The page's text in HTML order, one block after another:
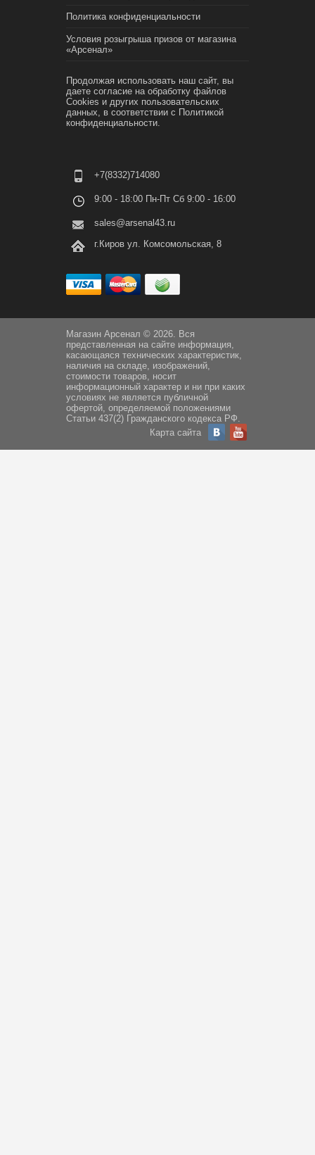
Политика конфиденциальности
Условия розыгрыша призов от магазина
«Арсенал»
Продолжая использовать наш сайт, вы
даете согласие на обработку файлов
Cookies и других пользовательских
данных, в соответствии с Политикой
конфиденциальности.
+7(8332)714080
9:00 - 18:00 Пн-Пт Сб 9:00 - 16:00
sales@arsenal43.ru
г.Киров ул. Комсомольская, 8
Магазин Арсенал © 2026. Вся
представленная на сайте информация,
касающаяся технических характеристик,
наличия на складе, изображений,
стоимости товаров, носит
информационный характер и ни при каких
условиях не является публичной
офертой, определяемой положениями
Статьи 437(2) Гражданского кодекса РФ.
Карта сайта